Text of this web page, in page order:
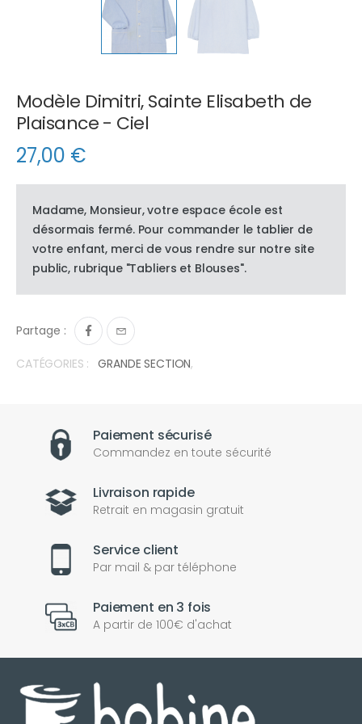
Modèle Dimitri, Sainte Elisabeth de
Plaisance - Ciel
27,00 €
Madame, Monsieur, votre espace école est
désormais fermé. Pour commander le tablier de
votre enfant, merci de vous rendre sur notre site
public, rubrique "Tabliers et Blouses".
Partage :
CATÉGORIES : GRANDE SECTION,
Paiement sécurisé
Commandez en toute sécurité
Livraison rapide
Retrait en magasin gratuit
Service client
Par mail & par téléphone
Paiement en 3 fois
A partir de 100€ d'achat